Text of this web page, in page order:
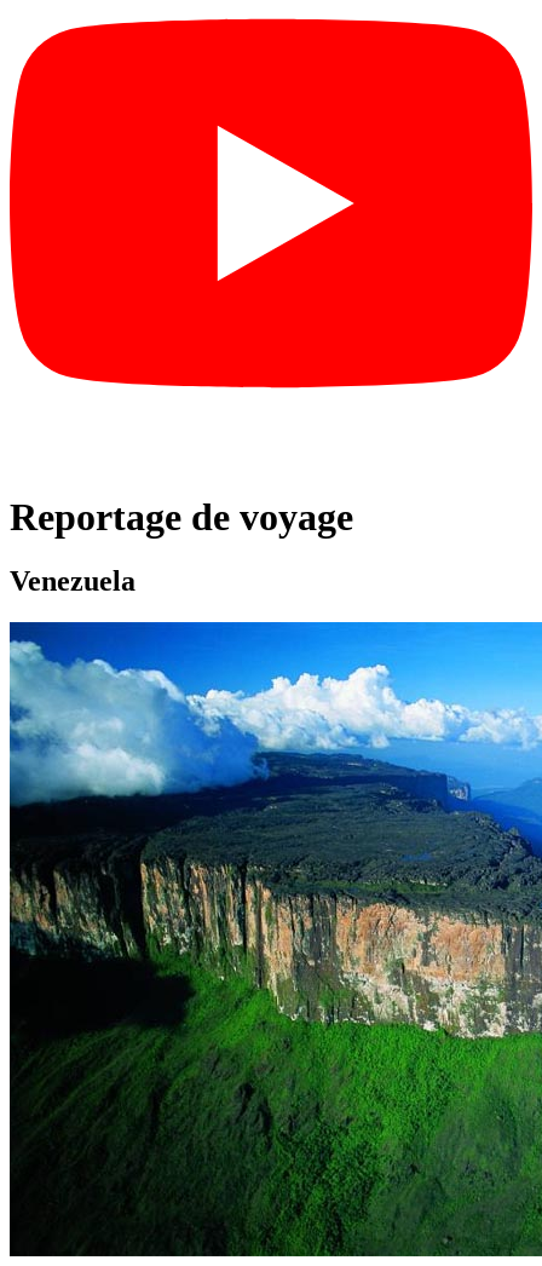
Reportage de voyage
Venezuela